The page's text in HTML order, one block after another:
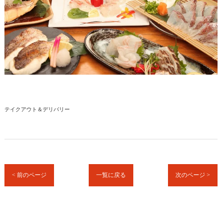
テイクアウト＆デリバリー
< 前のページ 一覧に戻る 次のページ >